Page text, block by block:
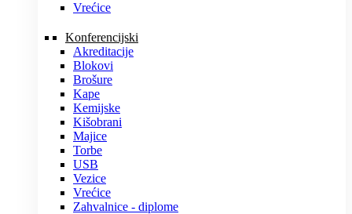
Vrećice
Konferencijski
Akreditacije
Blokovi
Brošure
Kape
Kemijske
Kišobrani
Majice
Torbe
USB
Vezice
Vrećice
Zahvalnice - diplome